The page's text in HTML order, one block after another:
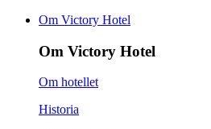
Om Victory Hotel
Om Victory Hotel
Om hotellet
Historia